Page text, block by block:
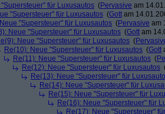
für Luxusautos (Pervasive am
"Supersteuer" für Luxusautos (Gott am
"Supersteuer" für Luxusautos (Pervasive am
Neue "Supersteuer" für Luxusautos (Gott am
Neue "Supersteuer" für Luxusautos (
Re(10): Neue "Supersteuer" für Luxusautos (Gott
Re(11): Neue "Supersteuer" für Luxusautos (
Re(12): Neue "Supersteuer" für Luxusautos
Re(13): Neue "Supersteuer" für
Re(14): Neue "Supersteuer" für
Re(15): Neue "Supersteuer" für
Re(16): Neue "Supersteuer" für
Re(17): Neue "Supersteuer"